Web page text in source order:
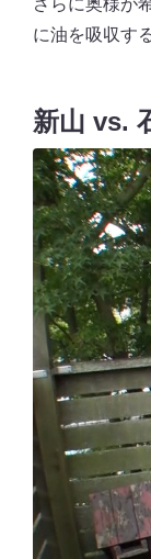
さらに奥様が
に油を吸収す
新山 vs.